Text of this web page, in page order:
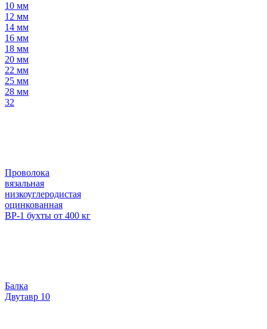
10 мм
12 мм
14 мм
16 мм
18 мм
20 мм
22 мм
25 мм
28 мм
32
Проволока
вязальная
низкоуглеродистая
оцинкованная
ВР-1 бухты от 400 кг
Балка
Двутавр 10